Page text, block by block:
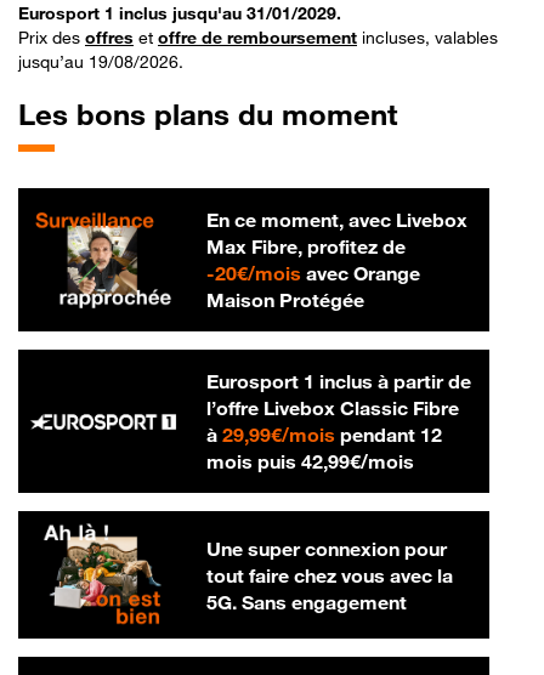
Eurosport 1 inclus jusqu'au 31/01/2029.
Prix des offres et offre de remboursement incluses, valables
jusqu’au 19/08/2026.
Les bons plans du moment
En ce moment, avec Livebox
Max Fibre, profitez de
-20€/mois20 € par mois
avec Orange
Maison Protégée
Eurosport 1 inclus à partir de
l’offre Livebox Classic Fibre
à 29,99€/mois29,99 € par mois
pendant 12
mois puis 42,99€/mois42,99 € par
Une super connexion pour
tout faire chez vous avec la
5G. Sans engagement